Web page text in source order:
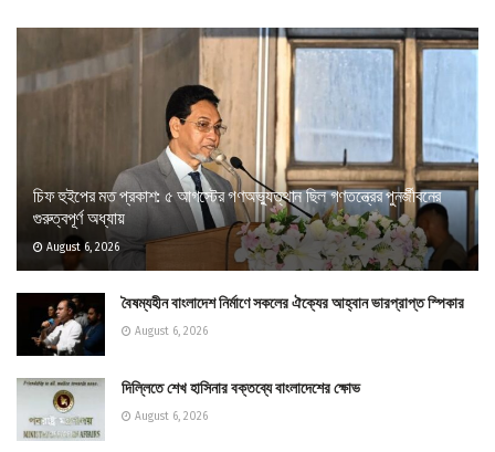
চিফ হুইপের মত প্রকাশ: ৫ আগস্টের গণঅভ্যুত্থান ছিল গণতন্ত্রের পুনর্জীবনের
গুরুত্বপূর্ণ অধ্যায়
August 6, 2026
বৈষম্যহীন বাংলাদেশ নির্মাণে সকলের ঐক্যের আহ্বান ভারপ্রাপ্ত স্পিকার
August 6, 2026
দিল্লিতে শেখ হাসিনার বক্তব্যে বাংলাদেশের ক্ষোভ
August 6, 2026